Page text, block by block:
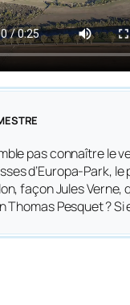
pas connaître le
d’Europa-Park,
façon Jules
Thomas Pesquet ?